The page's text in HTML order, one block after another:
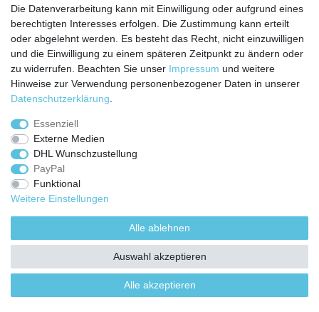
Die Datenverarbeitung kann mit Einwilligung oder aufgrund eines
berechtigten Interesses erfolgen. Die Zustimmung kann erteilt
oder abgelehnt werden. Es besteht das Recht, nicht einzuwilligen
und die Einwilligung zu einem späteren Zeitpunkt zu ändern oder
zu widerrufen. Beachten Sie unser Impressum und weitere
Hinweise zur Verwendung personenbezogener Daten in unserer
Daten­schutz­erklärung
Essenziell
Externe Medien
DHL Wunschzustellung
PayPal
Funktional
Weitere Einstellungen
Alle akzeptieren
Alle ablehnen
Auswahl akzeptieren
Abonnieren
** Hierbei handelt es sich um ein Pflichtfeld.
Impressum
Widerrufs­recht Vertrag widerrufen